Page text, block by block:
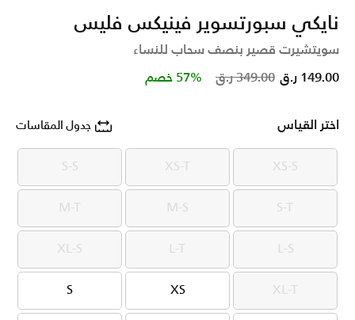
نايكي سبورتسوير فينيكس فليس
سويتشيرت قصير بنصف سحاب للنساء
Price reduced from
349.00 ر.ق to 149.00 ر.ق 57% خصم
اختر القياس جدول المقاسات
XS-S
XS-S
XS-T
XS-T
S-S
S-S
S-T
S-T
M-S
M-S
M-T
M-T
L-S
L-S
L-T
L-T
XL-S
XL-S
XL-T
XL-T
XS
XS
S
S